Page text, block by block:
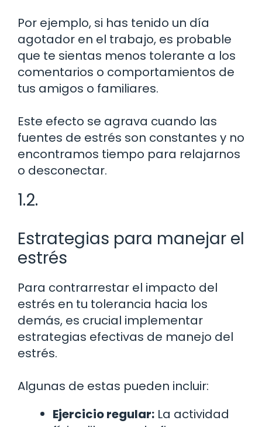
Por ejemplo, si has tenido un día
agotador en el trabajo, es probable
que te sientas menos tolerante a los
comentarios o comportamientos de
tus amigos o familiares.
Este efecto se agrava cuando las
fuentes de estrés son constantes y no
encontramos tiempo para relajarnos
o desconectar.
1.2.
Estrategias para manejar el
estrés
Para contrarrestar el impacto del
estrés en tu tolerancia hacia los
demás, es crucial implementar
estrategias efectivas de manejo del
estrés.
Algunas de estas pueden incluir:
Ejercicio regular: La actividad